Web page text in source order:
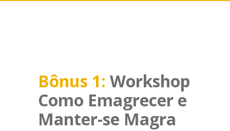
Bônus 1: Workshop
Como Emagrecer e
Manter-se Magra